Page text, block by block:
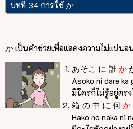
か เป็นคำช่วยเพื่อแสดงความไม่แน่นอ
あそこ に 誰か
Asoko ni dare ka
มีใครก็ไม่รู้อยู่ตร
箱 の 中 に 何か
Hako no naka ni